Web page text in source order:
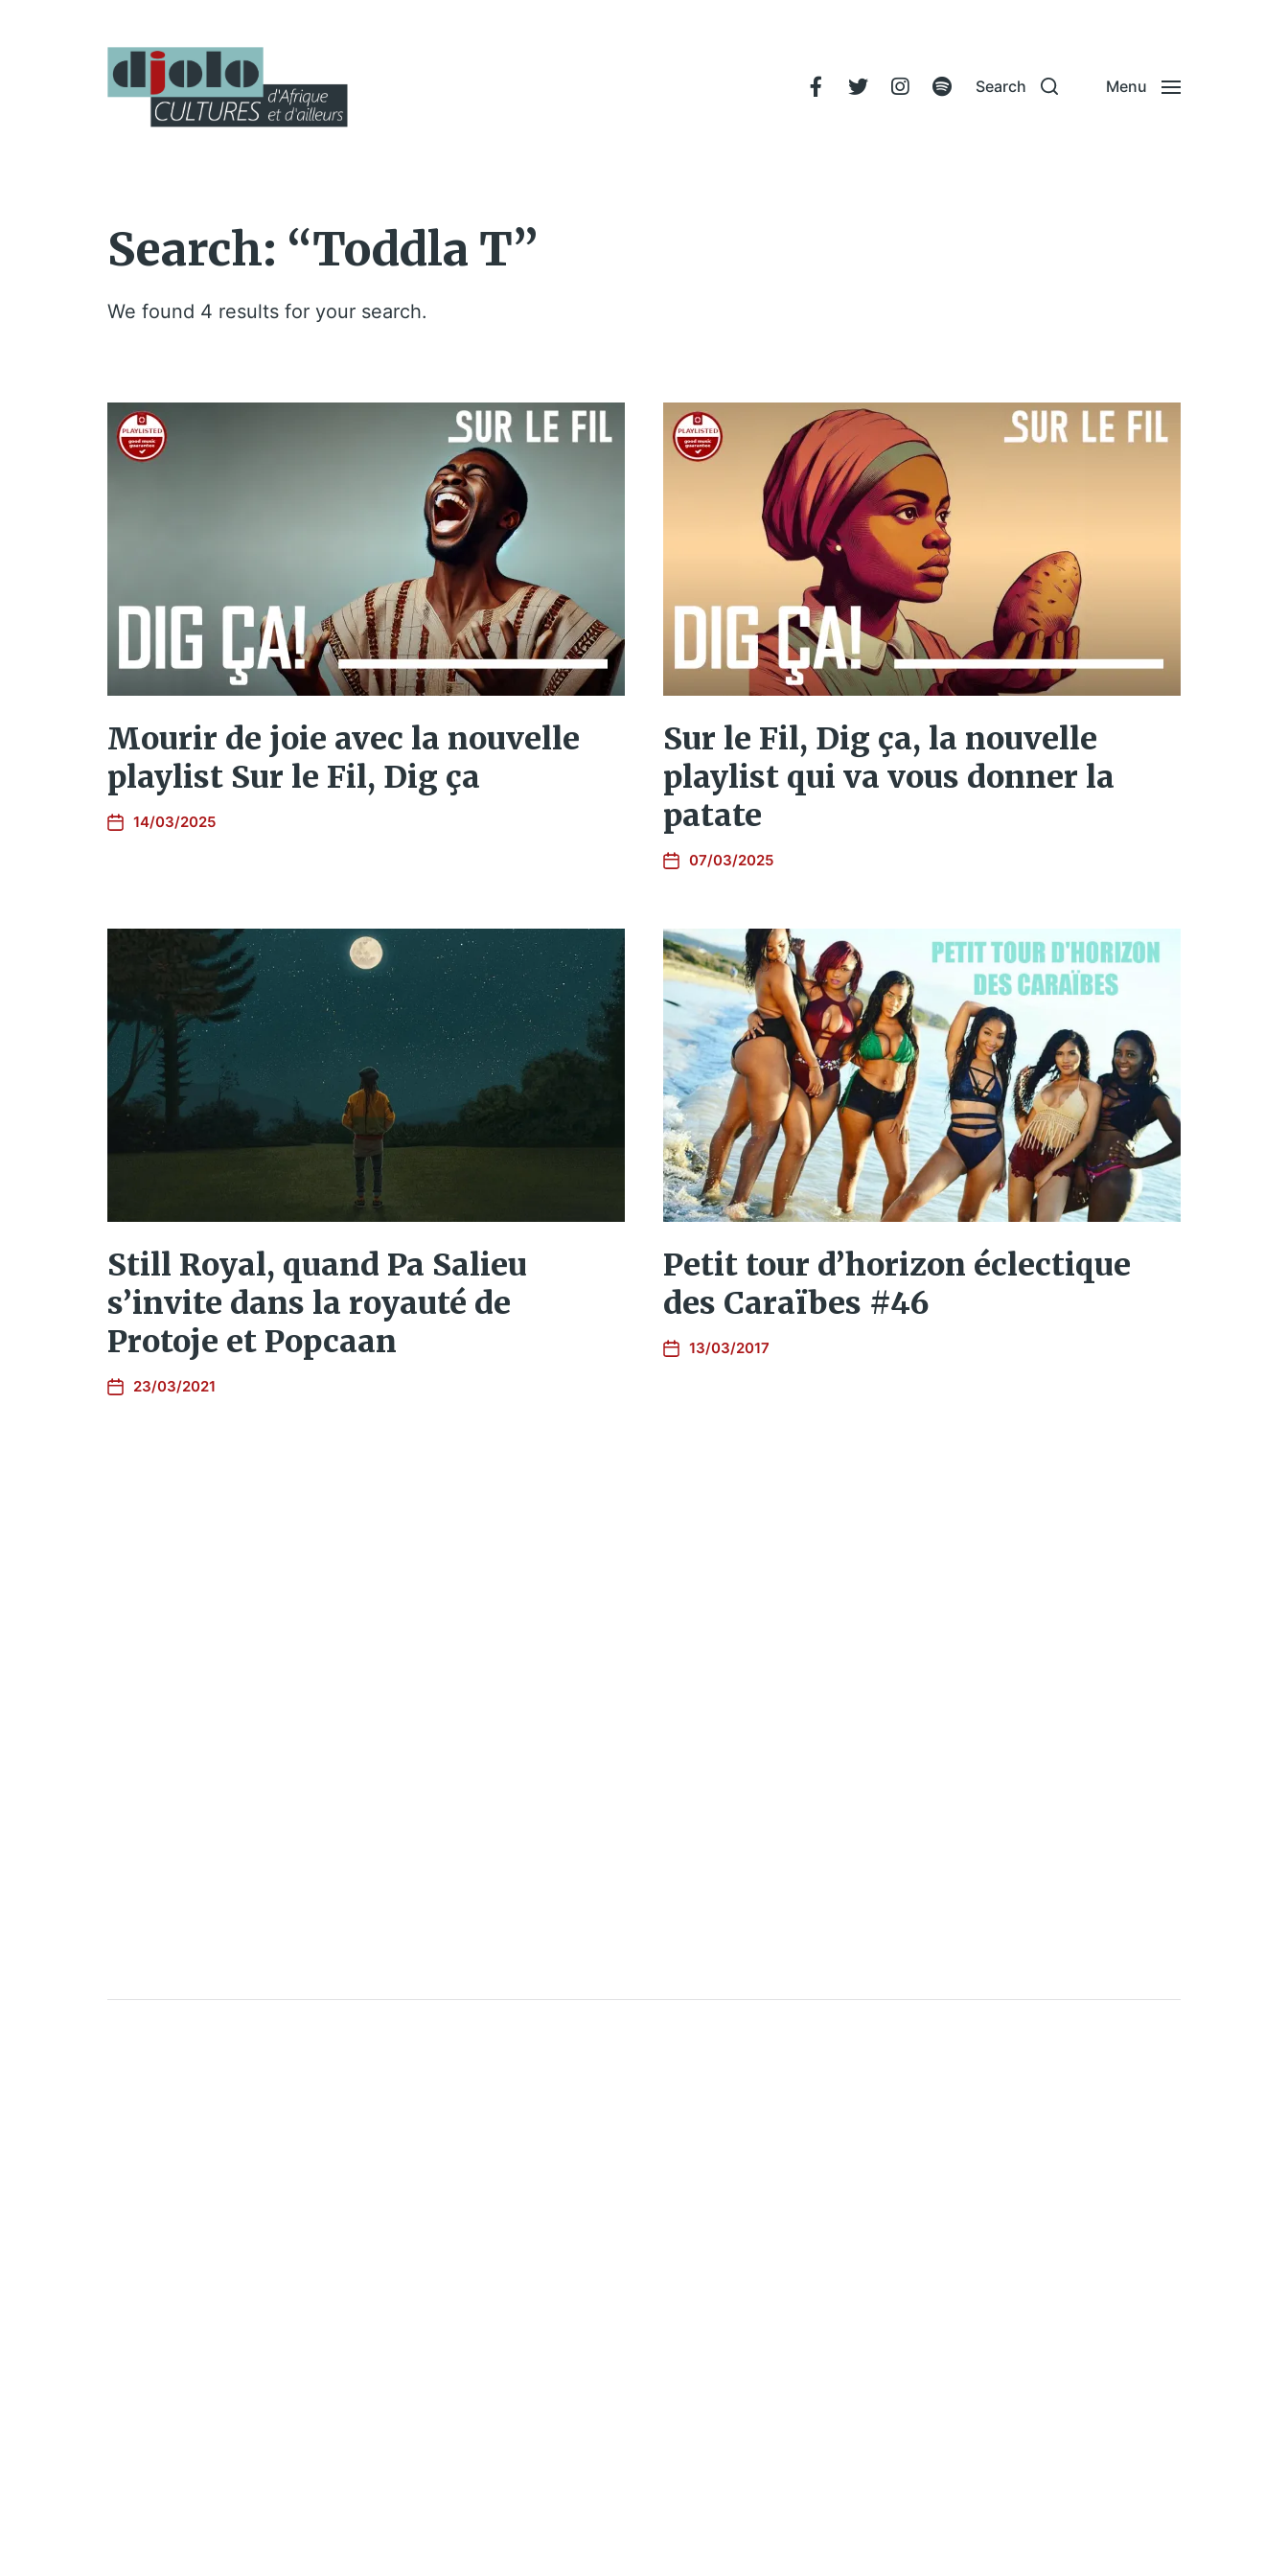
Search Menu
Search: “Toddla T”
We found 4 results for your search.
Mourir de joie avec la nouvelle
playlist Sur le Fil, Dig ça
14/03/2025
Sur le Fil, Dig ça, la nouvelle
playlist qui va vous donner la
patate
07/03/2025
Still Royal, quand Pa Salieu
s’invite dans la royauté de
Protoje et Popcaan
23/03/2021
Petit tour d’horizon éclectique
des Caraïbes #46
13/03/2017